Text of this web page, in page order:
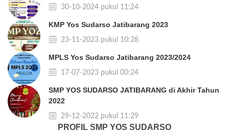
30-10-2024 pukul 11:24
KMP Yos Sudarso Jatibarang 2023
23-11-2023 pukul 10:28
MPLS Yos Sudarso Jatibarang 2023/2024
17-07-2023 pukul 00:24
SMP YOS SUDARSO JATIBARANG di Akhir Tahun
2022
29-12-2022 pukul 11:29
PROFIL SMP YOS SUDARSO